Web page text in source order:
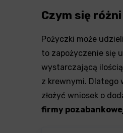
Czym się
Pożyczki może
to zapożyczenie się
wystarczającą
z krewnymi. Dlatego
złożyć wniosek o
firmy